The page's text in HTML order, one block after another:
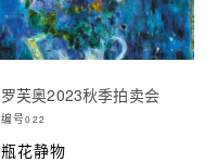
罗芙奥2023秋季拍卖会
编号022
瓶花静物